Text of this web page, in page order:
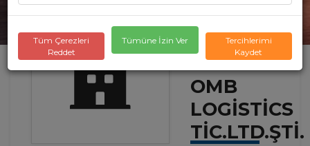
OMB
LOGISTICS
TIC.LTD.ŞTI.
Tüm Çerezleri
Reddet
Tümüne İzin Ver
Tercihlerimi
Kaydet